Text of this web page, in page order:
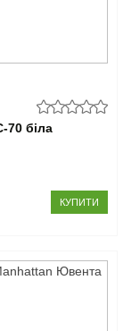
70 біла
КУПИТИ